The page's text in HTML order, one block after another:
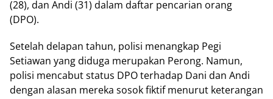
(28), dan Andi (31) dalam daftar pencarian orang
(DPO).
Setelah delapan tahun, polisi menangkap Pegi
Setiawan yang diduga merupakan Perong. Namun,
polisi mencabut status DPO terhadap Dani dan Andi
dengan alasan mereka sosok fiktif menurut keterangan